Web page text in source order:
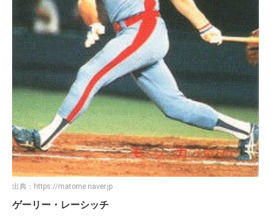
出典： https://matome.naver.jp
ゲーリー・レーシッチ